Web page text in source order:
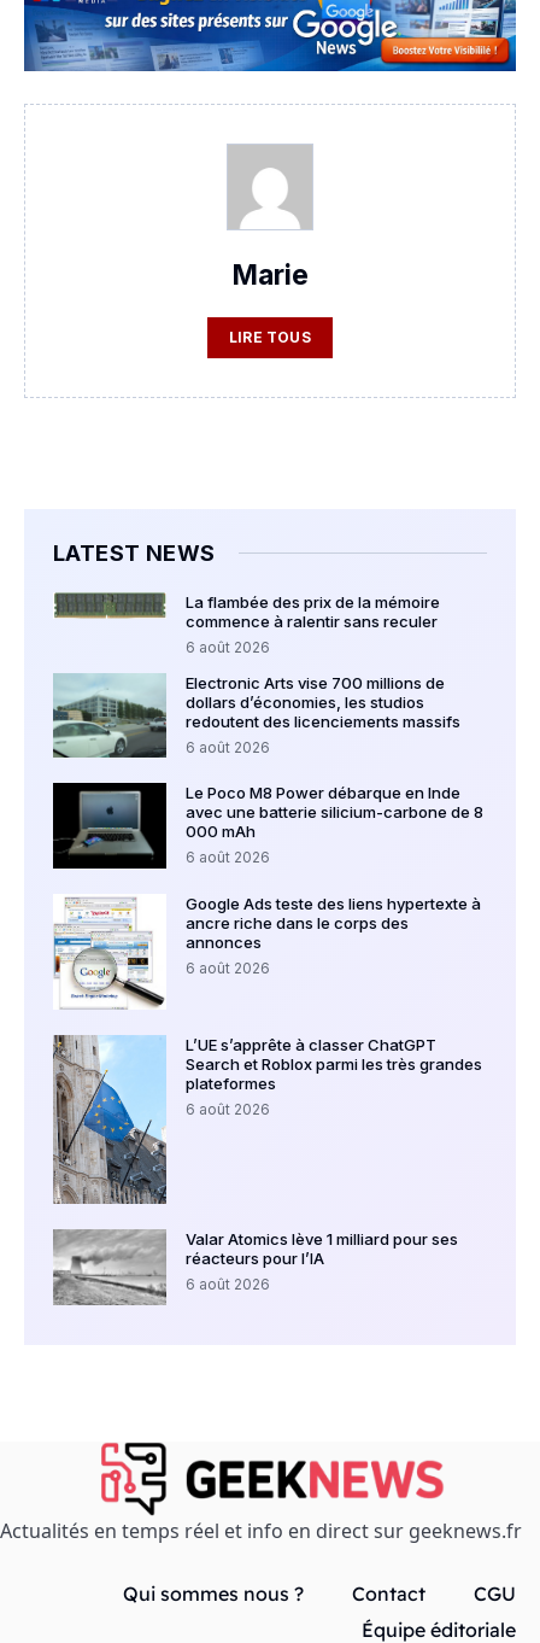
Marie
LIRE TOUS
LATEST NEWS
La flambée des prix de la mémoire
commence à ralentir sans reculer
6 août 2026
Electronic Arts vise 700 millions de
dollars d’économies, les studios
redoutent des licenciements massifs
6 août 2026
Le Poco M8 Power débarque en Inde
avec une batterie silicium-carbone de 8
000 mAh
6 août 2026
Google Ads teste des liens hypertexte à
ancre riche dans le corps des
annonces
6 août 2026
L’UE s’apprête à classer ChatGPT
Search et Roblox parmi les très grandes
plateformes
6 août 2026
Valar Atomics lève 1 milliard pour ses
réacteurs pour l’IA
6 août 2026
Actualités en temps réel et info en direct sur geeknews.fr
Qui sommes nous ? Contact
CGU
Équipe éditoriale